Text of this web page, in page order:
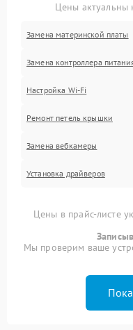
Цены актуальны
Замена материнской платы
Замена контроллера
Настройка Wi-Fi
Ремонт петель крышки
Замена вебкамеры
Установка драйверов
Цены в прайс-листе
Мы проверим ваше